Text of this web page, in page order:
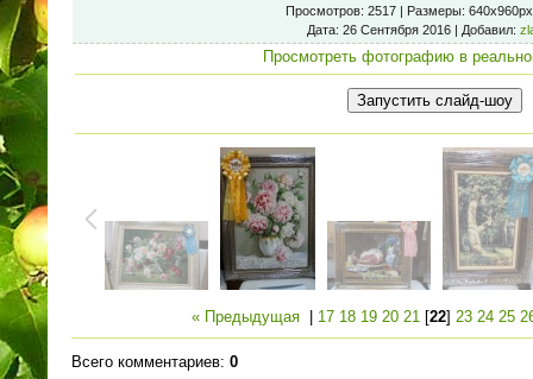
Просмотров: 2517 | Размеры:
Дата: 26 Сентября 2016 | Добавил:
Просмотреть фотографию в
« Предыдущая 17 18 19 20 21 [22] 23 24 25
Всего комментариев: 0